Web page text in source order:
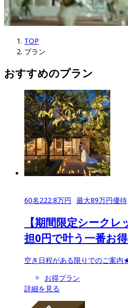
TOP
プラン
おすすめのプラン
60名222.8万円 最大89万円優待
【期間限定シーク
担0円で叶う一番お
空き日程がある限りでのご案
お得プラン
詳細を見る